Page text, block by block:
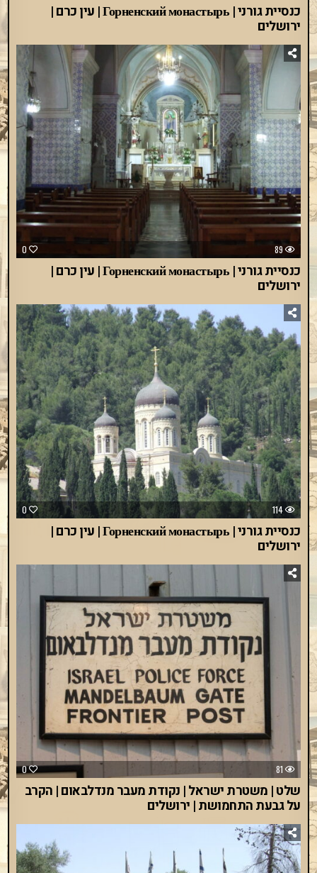
כנסיית גורני | Горненский монастырь | עין כרם |
ירושלים
0 89
כנסיית גורני | Горненский монастырь | עין כרם |
ירושלים
0 114
כנסיית גורני | Горненский монастырь | עין כרם |
ירושלים
0 81
שלט | משטרת ישראל | נקודת מעבר מנדלבאום | הקרב
על גבעת התחמושת | ירושלים